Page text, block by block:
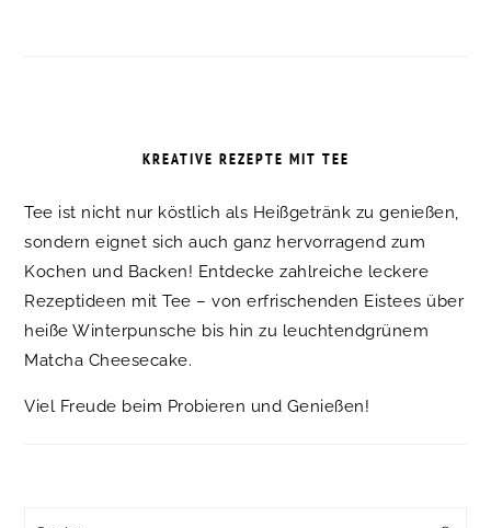
KREATIVE REZEPTE MIT TEE
Tee ist nicht nur köstlich als Heißgetränk zu genießen,
sondern eignet sich auch ganz hervorragend zum
Kochen und Backen! Entdecke zahlreiche leckere
Rezeptideen mit Tee – von erfrischenden Eistees über
heiße Winterpunsche bis hin zu leuchtendgrünem
Matcha Cheesecake.
Viel Freude beim Probieren und Genießen!